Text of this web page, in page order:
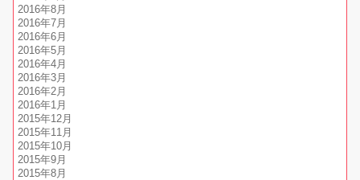
2016年8月
2016年7月
2016年6月
2016年5月
2016年4月
2016年3月
2016年2月
2016年1月
2015年12月
2015年11月
2015年10月
2015年9月
2015年8月